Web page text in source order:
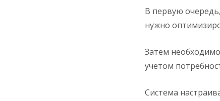
В первую
нужно
Затем
учетом
Система